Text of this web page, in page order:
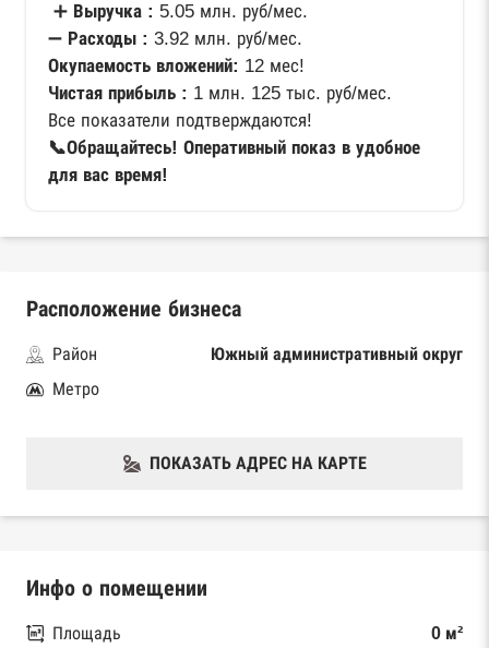
➕ Выручка : 5.05 млн. руб/мес.
➖ Расходы : 3.92 млн. руб/мес.
Окупаемость вложений: 12 мес!
Чистая прибыль : 1 млн. 125 тыс. руб/мес.
Все показатели подтверждаются!
📞Обращайтесь! Оперативный показ в удобное
для вас время!
Расположение бизнеса
Район
Южный административный округ
Метро
ПОКАЗАТЬ АДРЕС НА КАРТЕ
Инфо о помещении
Площадь 0 м²